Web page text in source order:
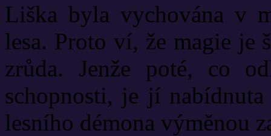
Liška byla vychována v
lesa. Proto ví, že magie
zrůda. Jenže poté, co
schopnosti, je jí
lesního démona výměnou